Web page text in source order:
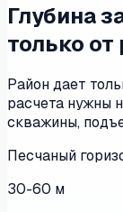
Глубина
только от
Район дает
расчета нужны
скважины,
Песчаный
30-60 м